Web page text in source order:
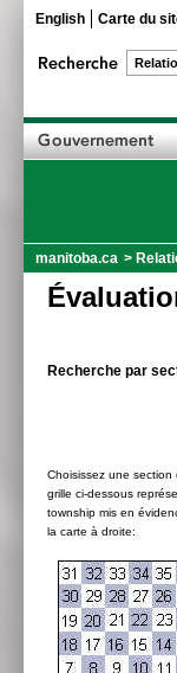
English Carte du
manitoba.ca >
Recherche par
Choisissez une section
grille ci-dessous
township mis en
la carte à droite: